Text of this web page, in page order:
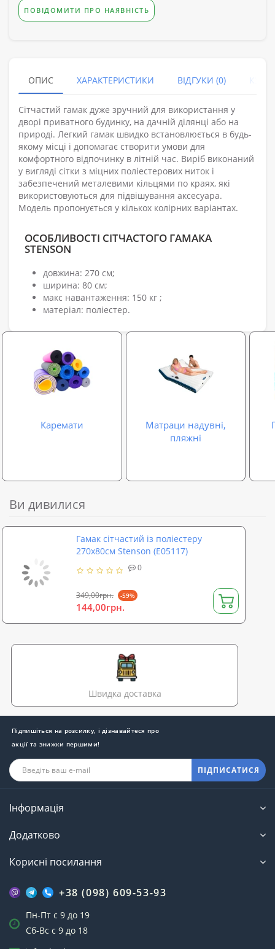
ПОВІДОМИТИ ПРО НАЯВНІСТЬ
ОПИС ХАРАКТЕРИСТИКИ ВІДГУКИ (0)
Сітчастий гамак дуже зручний для використання у
дворі приватного будинку, на дачній ділянці або на
природі. Легкий гамак швидко встановлюється в будь-
якому місці і допомагає створити умови для
комфортного відпочинку в літній час. Виріб виконаний
у вигляді сітки з міцних поліестерових ниток і
забезпечений металевими кільцями по краях, які
використовуються для підвішування аксесуара.
Модель пропонується у кількох колірних варіантах.
ОСОБЛИВОСТІ СІТЧАСТОГО ГАМАКА
STENSON
довжина: 270 см;
ширина: 80 см;
макс навантаження: 150 кг ;
матеріал: поліестер.
Каремати
Матраци надувні,
пляжні
Ви дивилися
Гамак сітчастий із поліестеру
270х80см Stenson (E05117)
0
349,00грн. -59%
144,00грн.
Швидка доставка
Підпишіться на розсилку, і дізнавайтеся про
акції та знижки першими!
ПІДПИСАТИСЯ
Інформація
Додатково
Корисні посилання
+38 (098) 609-53-93
Пн-Пт с 9 до 19
Сб-Вс с 9 до 18